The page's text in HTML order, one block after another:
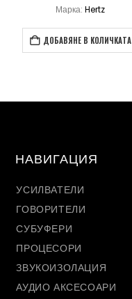
Марка:Hertz
ДОБАВЯНЕ В КОЛИЧКАТА
НАВИГАЦИЯ
УСИЛВАТЕЛИ
ГОВОРИТЕЛИ
СУБУФЕРИ
ПРОЦЕСОРИ
ЗВУКОИЗОЛАЦИЯ
АУДИО АКСЕСОАРИ